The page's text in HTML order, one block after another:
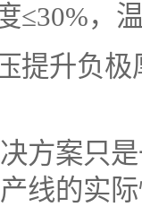
≤30%，
提升负
方案只
线的实